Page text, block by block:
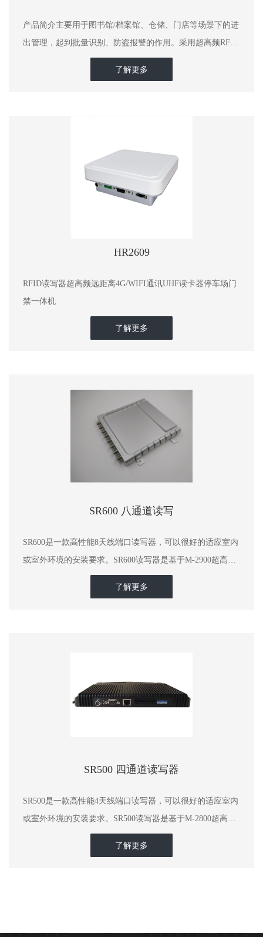
产品简介主要用于图书馆/档案馆、仓储、门店等场景下的进
出管理，起到批量识别、防盗报警的作用。采用超高频RFID
射频技术，实现与RFID标签进行快速、批量识别。智能安全
了解更多
HR2609
RFID读写器超高频远距离4G/WIFI通讯UHF读卡器停车场门
禁一体机
了解更多
SR600 八通道读写
SR600是一款高性能8天线端口读写器，可以很好的适应室内
或室外环境的安装要求。SR600读写器是基于M-2900超高频
RFID读写模块研发的，其核心芯片采用Impinj公司的
了解更多
SR500 四通道读写器
SR500是一款高性能4天线端口读写器，可以很好的适应室内
或室外环境的安装要求。SR500读写器是基于M-2800超高频
RFID读写模块研发的，其核心芯片采用Impinj公司的INDY
了解更多